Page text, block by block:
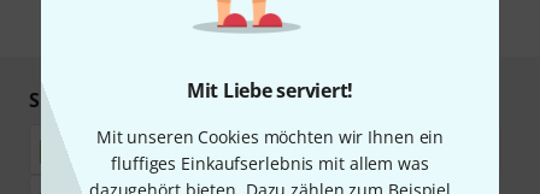
Mit Liebe serviert!
Mit unseren Cookies möchten wir Ihnen ein
fluffiges Einkaufserlebnis mit allem was
* Pflichtfeld
Sicher einkaufen & bezahlen